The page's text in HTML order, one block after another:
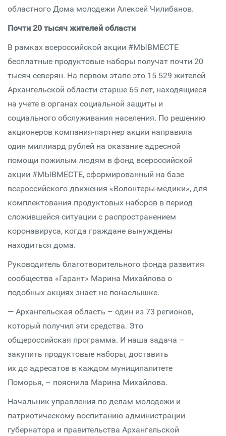
областного Дома молодежи Алексей Чилибанов.
Почти 20 тысяч жителей области
В рамках всероссийской акции #МЫВМЕСТЕ
бесплатные продуктовые наборы получат почти 20
тысяч северян. На первом этапе это 15 529 жителей
Архангельской области старше 65 лет, находящиеся
на учете в органах социальной защиты и
социального обслуживания населения. По решению
акционеров компания-партнер акции направила
один миллиард рублей на оказание адресной
помощи пожилым людям в фонд всероссийской
акции #МЫВМЕСТЕ, сформированный на базе
всероссийского движения «Волонтеры-медики», для
комплектования продуктовых наборов в период
сложившейся ситуации с распространением
коронавируса, когда граждане вынуждены
находиться дома.
Руководитель благотворительного фонда развития
сообщества «Гарант» Марина Михайлова о
подобных акциях знает не понаслышке.
— Архангельская область – один из 73 регионов,
который получил эти средства. Это
общероссийская программа. И наша задача –
закупить продуктовые наборы, доставить
их до адресатов в каждом муниципалитете
Поморья, – пояснила Марина Михайлова.
Начальник управления по делам молодежи и
патриотическому воспитанию администрации
губернатора и правительства Архангельской